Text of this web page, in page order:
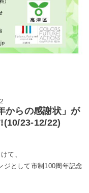
からの感謝状」が
23-12/22)
て、
ジとして市制100周年記念